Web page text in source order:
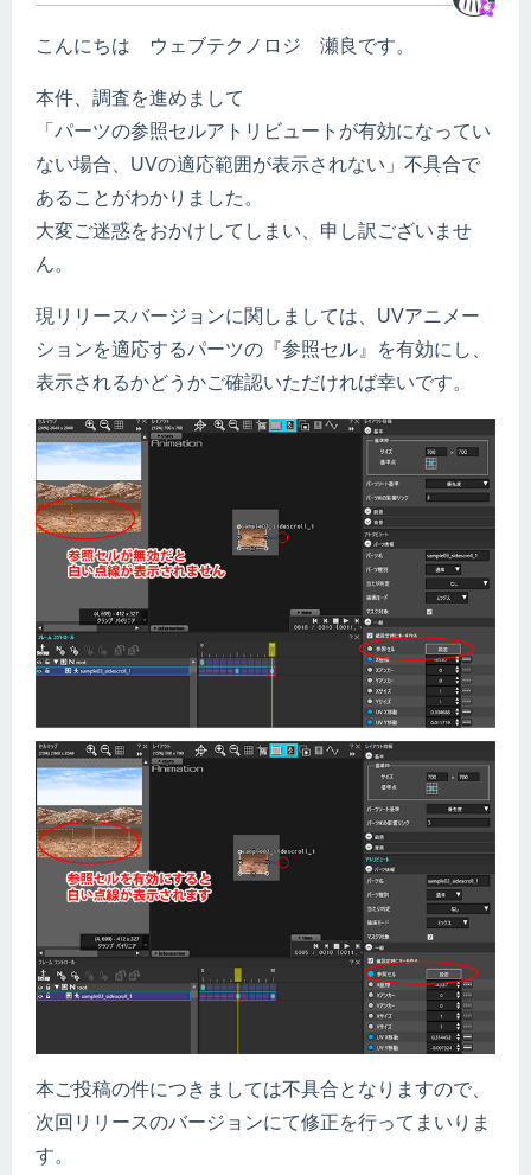
こんにちは ウェブテクノロジ 瀬良です。
本件、調査を進めまして
「パーツの参照セルアトリビュートが有効になってい
ない場合、UVの適応範囲が表示されない」不具合で
あることがわかりました。
大変ご迷惑をおかけしてしまい、申し訳ございませ
ん。
現リリースバージョンに関しましては、UVアニメー
ションを適応するパーツの『参照セル』を有効にし、
表示されるかどうかご確認いただければ幸いです。
本ご投稿の件につきましては不具合となりますので、
次回リリースのバージョンにて修正を行ってまいりま
す。